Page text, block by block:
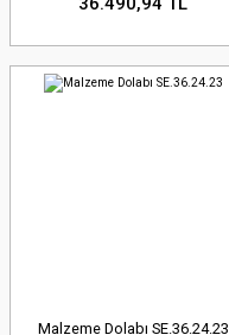
Malzeme Dolabı SE.36.24.23